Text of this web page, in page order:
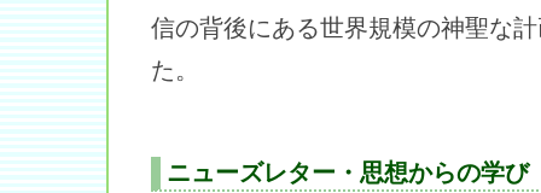
信の背後にある世界規模の神聖な
た。
ニューズレター・思想からの学び